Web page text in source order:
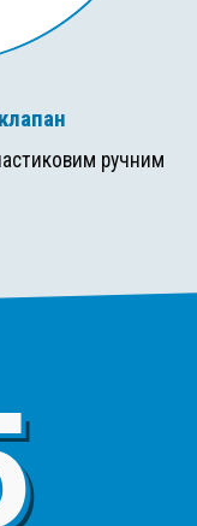
ручним